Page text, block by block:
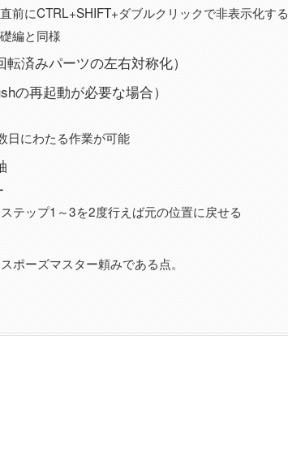
前にCTRL+SHIFT+ダブルクリックで非表示化する
編と同様
済みパーツの左右対称化）
の再起動が必要な場合）
日にわたる作業が可能
テップ1～3を2度行えば元の位置に戻せる
ポーズマスター頼みである点。